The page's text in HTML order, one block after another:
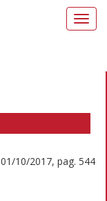
10/2017, pag. 544